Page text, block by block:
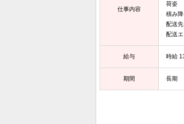
仕事内容
荷姿
積み
配送
配送
給与 時給
期間 長期